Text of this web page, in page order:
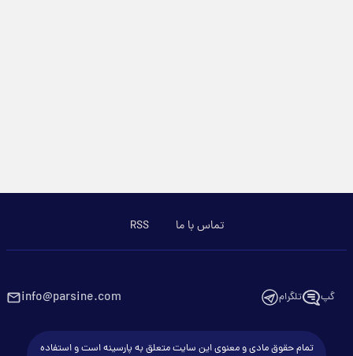
تماس با ما RSS
گپ تلگرام info@parsine.com
تمام حقوق مادی و معنوی این سایت متعلق به پارسینه است و استفاده